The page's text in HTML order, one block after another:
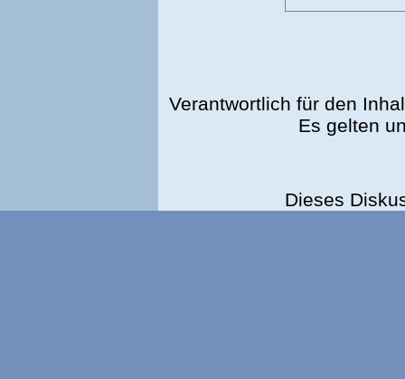
Verantwortlich für den
Es gelten
Dieses